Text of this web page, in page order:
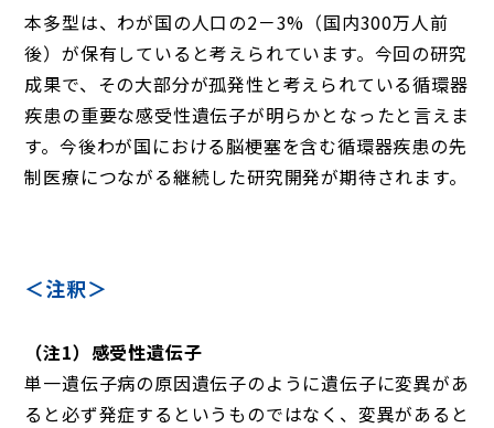
本多型は、わが国の人口の2－3%（国内300万人前
後）が保有していると考えられています。今回の研究
成果で、その大部分が孤発性と考えられている循環器
疾患の重要な感受性遺伝子が明らかとなったと言えま
す。今後わが国における脳梗塞を含む循環器疾患の先
制医療につながる継続した研究開発が期待されます。
＜注釈＞
（注1）感受性遺伝子
単一遺伝子病の原因遺伝子のように遺伝子に変異があ
ると必ず発症するというものではなく、変異があると